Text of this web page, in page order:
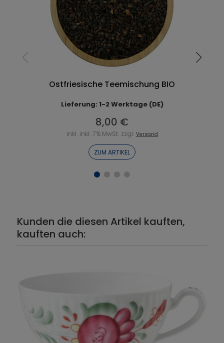
Ostfriesische Teemischung BIO
Lieferung: 1-2 Werktage (DE)
8,00 €
inkl. inkl. 7% MwSt. zzgl. Versand
ZUM ARTIKEL
Kunden die diesen Artikel kauften,
kauften auch: